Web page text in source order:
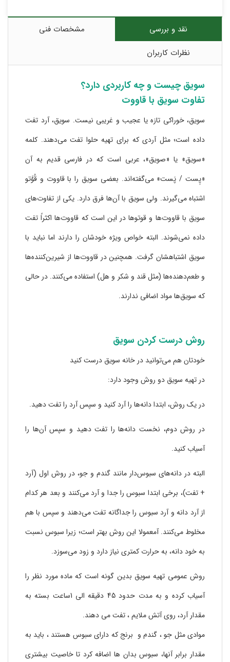
نقد و بررسی
مشخصات فنی
نظرات کاربران
سویق چیست و چه کاربردی دارد؟
تفاوت سویق با قاووت
سویق، خوراکی تازه یا عجیب و غریبی نیست. سویق، آرد تفت
داده است؛ مثل آردی که برای تهیه حلوا تفت می‌دهند. کلمه
«سویق» یا «صویق»، عربی است که در فارسی قدیم به آن
«پِست / پَست» می‌گفته‌اند. بعضی سویق را با قاووت و قُوَّتو
اشتباه می‌گیرند. ولی سویق با آن‌ها فرق دارد. یکی از تفاوت‌های
سویق با قاووت‌ها و قوتوها در این است که قاووت‌ها اکثراً تفت‌
داده نمی‌شوند. البته خواص ویژه خودشان را دارند اما نباید با
سویق اشتباهشان گرفت. همچنین در قاووت‌ها از شیرین‌کننده‌ها
و طعم‌دهند‌ه‌ها (مثل قند و شکر و هل) استفاده می‌کنند. در حالی
که سویق‌ها مواد اضافی ندارند.
روش درست کردن سویق
خودتان هم می‌توانید در خانه سویق درست کنید
در تهیه سویق دو روش وجود دارد:
در یک روش، ابتدا دانه‌ها را آرد کنید و سپس آرد را تفت دهید.
در روش دوم، نخست دانه‌ها را تفت دهید و سپس آن‌ها را
آسیاب کنید.
البته در دانه‌های سبوس‌دار مانند گندم و جو، در روش اول (آرد
+ تفت)، برخی ابتدا سبوس را جدا و آرد می‌کنند و بعد هر کدام
از آرد دانه و آرد سبوس را جداگانه تفت می‌دهند و سپس با هم
مخلوط می‌کنند. آمعمولا این روش بهتر است؛ زیرا سبوس نسبت
به خود دانه، به حرارت کمتری نیاز دارد و زود می‌سوزد.
روش عمومی تهیه سویق بدین گونه است که ماده مورد نظر را
آسیاب کرده و به مدت حدود 45 دقیقه الی 1ساعت بسته به
مقدار آرد، روی آتش ملایم ، تفت می دهند.
موادی مثل جو ، گندم و برنج که دارای سبوس هستند ، باید به
مقدار برابر آنها، سبوس بدان ها اضافه کرد تا خاصیت بیشتری